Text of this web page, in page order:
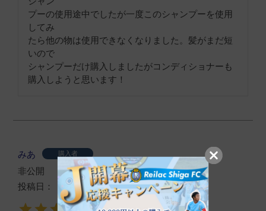
プーの使用途中でしたが一度このシャンプーを使用
してみ
たら他の物は使用できなくなりました。髪がまだ短
いので
シャンプーだけ購入しましたがコンディショナーも
購入しようと思います！
みあ 購入者
非公開
投稿日
2022/11/10